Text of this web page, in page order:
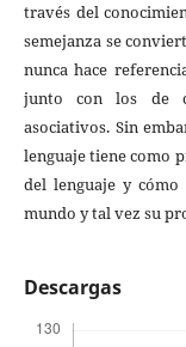
través del
semejanza se
nunca hace
junto con los de
asociativos. Sin
lenguaje tiene como
del lenguaje y
mundo y tal vez su
Descargas